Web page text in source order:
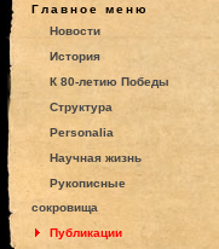
Главное меню
Новости
История
К 80-летию Победы
Структура
Personalia
Научная жизнь
Рукописные
сокровища
Публикации